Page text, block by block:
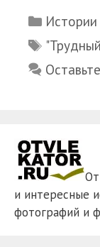
Рубрики
Истории
Метки
и интересные
фотографий и